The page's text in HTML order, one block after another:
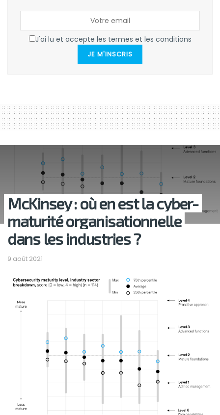
J'ai lu et accepte les termes et les conditions
JE M'INSCRIS
McKinsey : où en est la cyber-
maturité organisationnelle
dans les industries ?
9 août 2021